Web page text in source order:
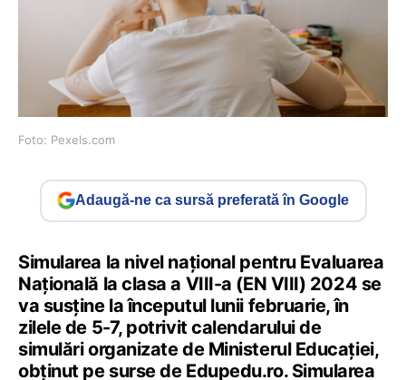
Foto: Pexels.com
Adaugă-ne ca sursă preferată în Google
Simularea la nivel național pentru Evaluarea
Națională la clasa a VIII-a (EN VIII) 2024 se
va susține la începutul lunii februarie, în
zilele de 5-7, potrivit calendarului de
simulări organizate de Ministerul Educației,
obținut pe surse de Edupedu.ro. Simularea